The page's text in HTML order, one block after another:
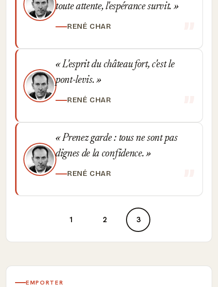
toute attente, l'espérance survit.
RENÉ CHAR
L'esprit du château fort, c'est le
pont-levis.
RENÉ CHAR
Prenez garde : tous ne sont pas
dignes de la confidence.
RENÉ CHAR
1 2 3
EMPORTER